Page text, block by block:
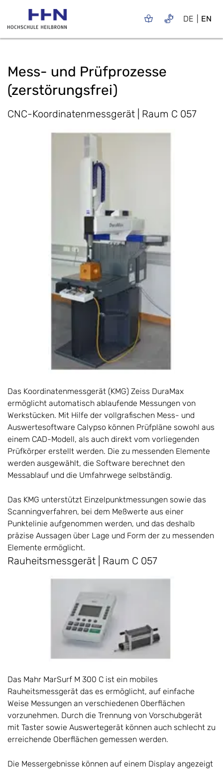
DE EN
Mess- und Prüfprozesse
(zerstörungsfrei)
CNC-Koordinatenmessgerät | Raum C 057
Das Koordinatenmessgerät (KMG) Zeiss DuraMax
ermöglicht automatisch ablaufende Messungen von
Werkstücken. Mit Hilfe der vollgrafischen Mess- und
Auswertesoftware Calypso können Prüfpläne sowohl aus
einem CAD-Modell, als auch direkt vom vorliegenden
Prüfkörper erstellt werden. Die zu messenden Elemente
werden ausgewählt, die Software berechnet den
Messablauf und die Umfahrwege selbständig.
Das KMG unterstützt Einzelpunktmessungen sowie das
Scanningverfahren, bei dem Meßwerte aus einer
Punktelinie aufgenommen werden, und das deshalb
präzise Aussagen über Lage und Form der zu messenden
Elemente ermöglicht.
Rauheitsmessgerät | Raum C 057
Das Mahr MarSurf M 300 C ist ein mobiles
Rauheitsmessgerät das es ermöglicht, auf einfache
Weise Messungen an verschiedenen Oberflächen
vorzunehmen. Durch die Trennung von Vorschubgerät
mit Taster sowie Auswertegerät können auch schlecht zu
erreichende Oberflächen gemessen werden.
Die Messergebnisse können auf einem Display angezeigt